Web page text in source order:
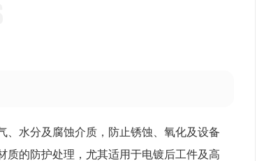
、水分及腐蚀介质，防止锈蚀、氧化及设备
质的防护处理，尤其适用于电镀后工件及高